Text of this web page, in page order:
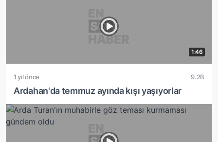
1:46
1 yıl önce 9.2B
Ardahan'da temmuz ayında kışı yaşıyorlar